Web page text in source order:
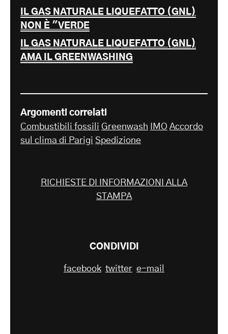
IL GAS NATURALE LIQUEFATTO (GNL)
NON È "VERDE
IL GAS NATURALE LIQUEFATTO (GNL)
AMA IL GREENWASHING
Argomenti correlati
Combustibili fossili Greenwash IMO Accordo
sul clima di Parigi Spedizione
RICHIESTE DI INFORMAZIONI ALLA
STAMPA
CONDIVIDI
facebook twitter e-mail